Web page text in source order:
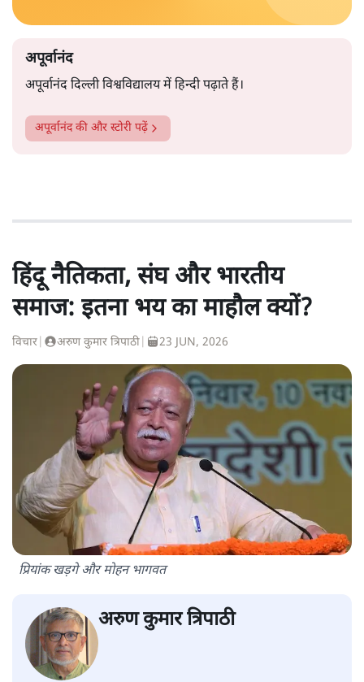
अपूर्वानंद
अपूर्वानंद दिल्ली विश्वविद्यालय में हिन्दी पढ़ाते हैं।
अपूर्वानंदकी और स्टोरी पढ़ें
हिंदू नैतिकता, संघ और भारतीय
समाज: इतना भय का माहौल क्यों?
विचार अरुण कुमार त्रिपाठी 23 JUN, 2026
प्रियांक खड़गे और मोहन भागवत
अरुण कुमार त्रिपाठी